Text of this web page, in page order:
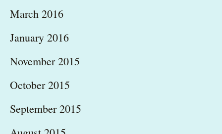
March 2016
January 2016
November 2015
October 2015
September 2015